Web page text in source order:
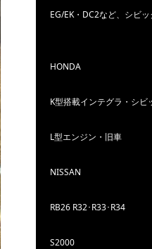
EG/EK・DC2など、シビ
HONDA
K型搭載インテグラ・シビ
L型エンジン・旧車
NISSAN
RB26 R32･R33･R34
S2000